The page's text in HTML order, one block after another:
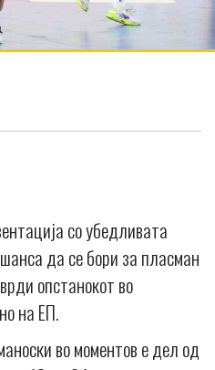
со убедливата
да се бори за пласман
опстанокот во
на ЕП.
во моментов е дел од